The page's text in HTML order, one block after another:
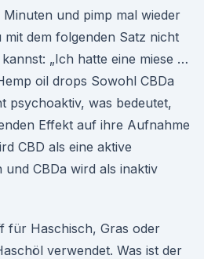
Minuten und pimp mal wieder
dem folgenden Satz nicht
„Ich hatte eine miese …
oil drops Sowohl CBDa
psychoaktiv, was bedeutet,
Effekt auf ihre Aufnahme
CBD als eine aktive
und CBDa wird als inaktiv
für Haschisch, Gras oder
verwendet. Was ist der